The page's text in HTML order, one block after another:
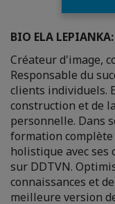
BIO ELA LEPIANKA:
Créateur d'image,
Responsable du
clients individuels.
construction et de
personnelle. Dans
formation
holistique avec
sur DDTVN.
connaissances et
meilleure version